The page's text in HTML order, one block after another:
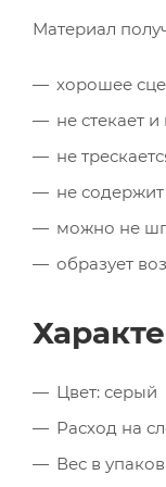
Материал
хорошее
не стекает
не
не
можно не
образует
Цвет: серый
Расход на
Вес в